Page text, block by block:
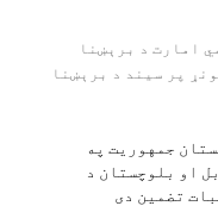
نیوز۲۴: د اسلامي امارت د برېښنا
پر سیند د برېښنا
جمهوریت په
او بلوچستان د
تضمین دی